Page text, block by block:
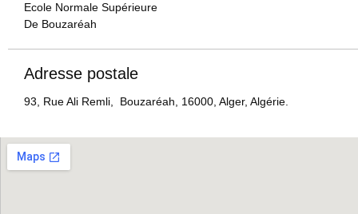
Ecole Normale Supérieure
De Bouzaréah
Adresse postale
93, Rue Ali Remli, Bouzaréah, 16000, Alger, Algérie.